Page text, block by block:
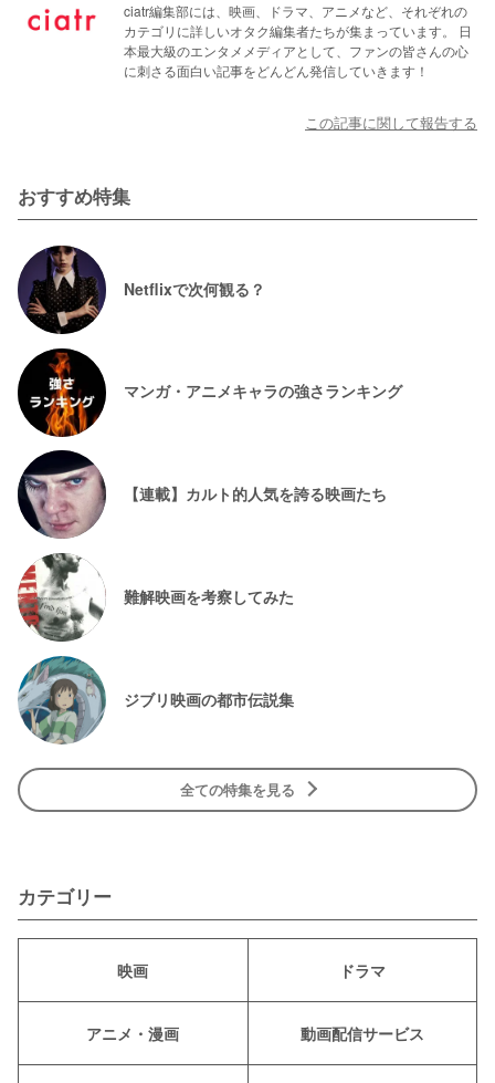
ciatr編集部には、映画、ドラマ、アニメなど、それぞれの
カテゴリに詳しいオタク編集者たちが集まっています。 日
本最大級のエンタメメディアとして、ファンの皆さんの心
に刺さる面白い記事をどんどん発信していきます！
この記事に関して報告する
おすすめ特集
Netflixで次何観る？
マンガ・アニメキャラの強さランキング
【連載】カルト的人気を誇る映画たち
難解映画を考察してみた
ジブリ映画の都市伝説集
全ての特集を見る
カテゴリー
映画 ドラマ
アニメ・漫画 動画配信サービス